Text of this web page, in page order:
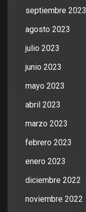
septiembre 2023
agosto 2023
julio 2023
junio 2023
mayo 2023
abril 2023
marzo 2023
febrero 2023
enero 2023
diciembre 2022
noviembre 2022